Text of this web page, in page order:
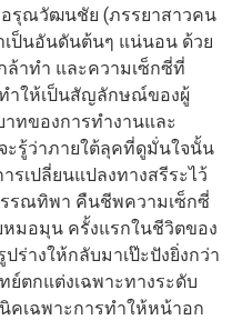
รุณวัฒนชัย (ภรรยาสาวคน
ป็นอันดันต้นๆ แน่นอน ด้วย
ล้าทำ และความเซ็กซี่ที่
ทำให้เป็นสัญลักษณ์ของผู้
ทของการทำงานและ
รู้ว่าภายใต้ลุคที่ดูมั่นใจนั้น
รเปลี่ยนแปลงทางสรีระไว้
รณทิพา คืนชีพความเซ็กซี่
หมอมุน ครั้งแรกในชีวิตของ
างให้กลับมาเป๊ะปังยิ่งกว่า
ย์ตกแต่งเฉพาะทางระดับ
เฉพาะการทำให้หน้าอก